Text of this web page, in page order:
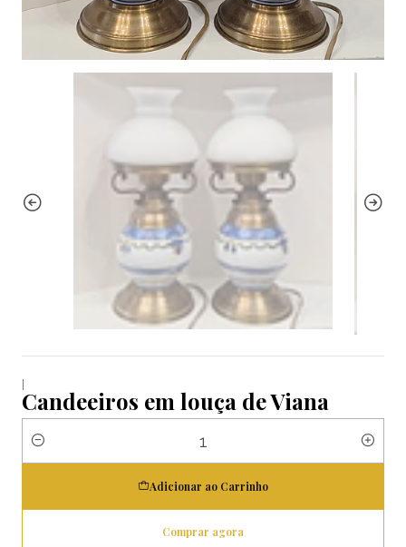
|
Candeeiros em louça de Viana
Quantidade
Adicionar ao Carrinho
Comprar agora